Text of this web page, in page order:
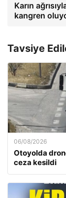
Karın
kangren
Tavsiye
06/08/2026
Otoyolda
ceza kesildi